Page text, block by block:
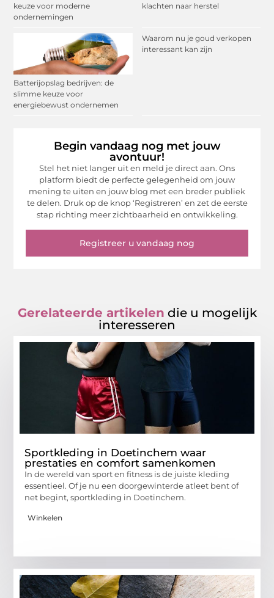
keuze voor moderne
ondernemingen
klachten naar herstel
Batterijopslag bedrijven: de
slimme keuze voor
energiebewust ondernemen
Waarom nu je goud verkopen
interessant kan zijn
Begin vandaag nog met jouw
avontuur!
Stel het niet langer uit en meld je direct aan. Ons
platform biedt de perfecte gelegenheid om jouw
mening te uiten en jouw blog met een breder publiek
te delen. Druk op de knop ‘Registreren’ en zet de eerste
stap richting meer zichtbaarheid en ontwikkeling.
Registreer u vandaag nog
Gerelateerde artikelen die u mogelijk
interesseren
Sportkleding in Doetinchem waar
prestaties en comfort samenkomen
In de wereld van sport en fitness is de juiste kleding
essentieel. Of je nu een doorgewinterde atleet bent of
net begint, sportkleding in Doetinchem.
Winkelen